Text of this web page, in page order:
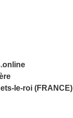
le-roi (FRANCE)